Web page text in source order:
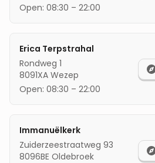
Open: 08:30 – 22:00
Erica Terpstrahal
Rondweg 1
8091XA Wezep
Open: 08:30 – 22:00
Immanuëlkerk
Zuiderzeestraatweg 93
8096BE Oldebroek